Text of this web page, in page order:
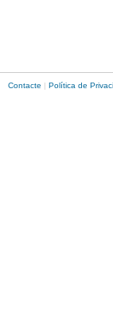
Contacte | Política de